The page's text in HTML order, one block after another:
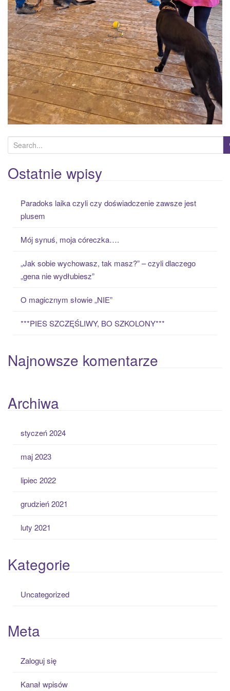
e
a
r
Ostatnie wpisy
Paradoks laika czyli czy doświadczenie zawsze jest
plusem
Mój synuś, moja córeczka….
„Jak sobie wychowasz, tak masz?” – czyli dlaczego
„gena nie wydłubiesz”
O magicznym słowie „NIE”
***PIES SZCZĘŚLIWY, BO SZKOLONY***
Najnowsze komentarze
Archiwa
styczeń 2024
maj 2023
lipiec 2022
grudzień 2021
luty 2021
Kategorie
Uncategorized
Meta
Zaloguj się
Kanał wpisów